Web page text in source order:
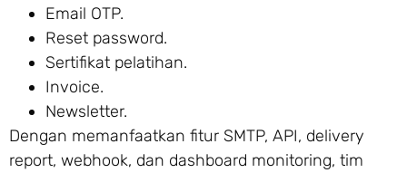
Email OTP.
Reset password.
Sertifikat pelatihan.
Invoice.
Newsletter.
Dengan memanfaatkan fitur SMTP, API, delivery
report, webhook, dan dashboard monitoring, tim